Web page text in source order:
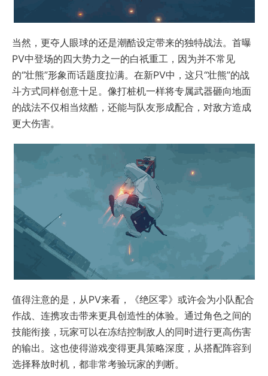
当然，更夺人眼球的还是潮酷设定带来的独特战法。首曝
PV中登场的四大势力之一的白祇重工，因为并不常见
的“壮熊”形象而话题度拉满。在新PV中，这只“壮熊”的战
斗方式同样创意十足。像打桩机一样将专属武器砸向地面
的战法不仅相当炫酷，还能与队友形成配合，对敌方造成
更大伤害。
值得注意的是，从PV来看，《绝区零》或许会为小队配合
作战、连携攻击带来更具创造性的体验。通过角色之间的
技能衔接，玩家可以在冻结控制敌人的同时进行更高伤害
的输出。这也使得游戏变得更具策略深度，从搭配阵容到
选择释放时机，都非常考验玩家的判断。